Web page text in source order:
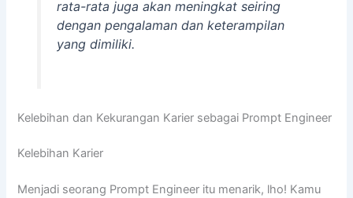
rata-rata juga akan meningkat seiring
dengan pengalaman dan keterampilan
yang dimiliki.
Kelebihan dan Kekurangan Karier sebagai Prompt Engineer
Kelebihan Karier
Menjadi seorang Prompt Engineer itu menarik, lho! Kamu